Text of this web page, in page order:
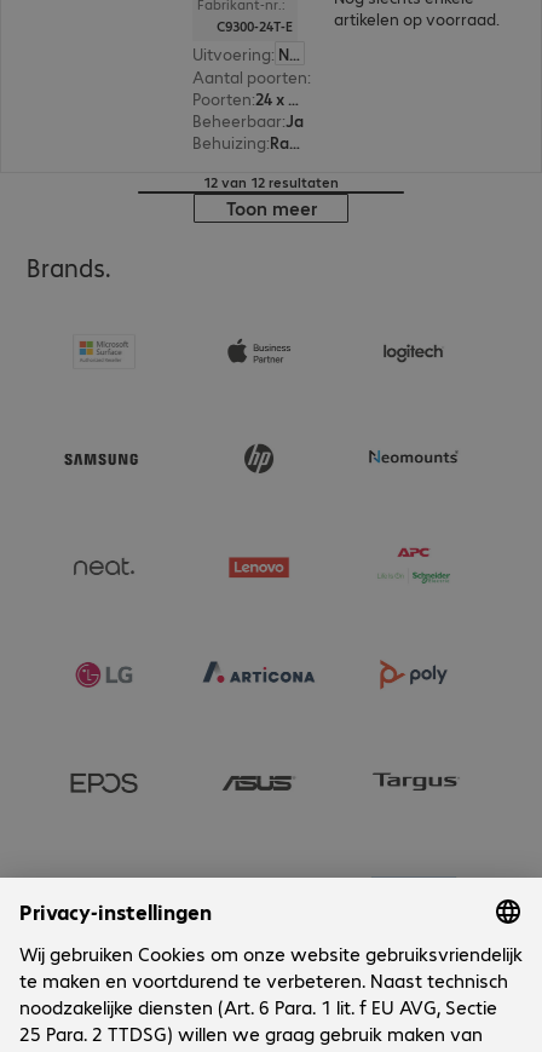
Fabrikant-nr.:
C9300-24T-E
Uitvoering:
Nederland
Aantal poorten:
Poorten:
24 x 10/100/1000 RJ45
Beheerbaar:Ja
Behuizing: Rackmount
artikelen op voorraad.
12 van 12 resultaten
Toon meer
Brands.